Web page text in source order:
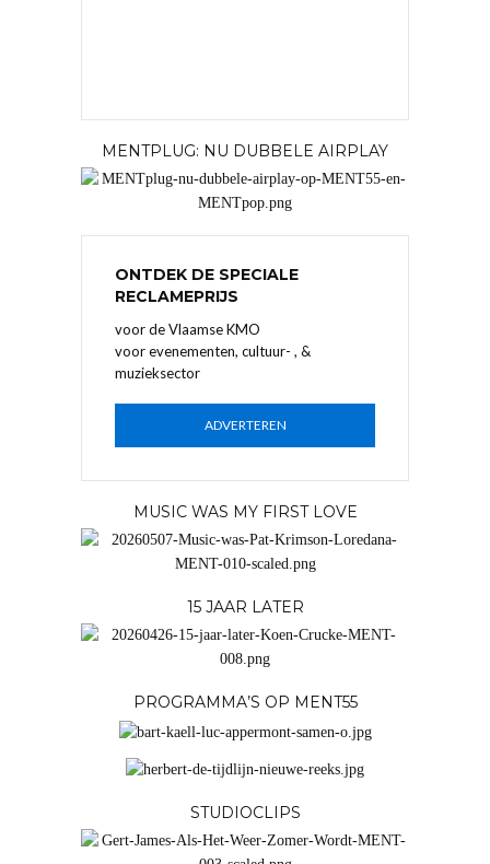
MENTPLUG: NU DUBBELE AIRPLAY
ONTDEK DE SPECIALE
RECLAMEPRIJS
voor de Vlaamse KMO
voor evenementen, cultuur- , &
muzieksector
ADVERTEREN
MUSIC WAS MY FIRST LOVE
15 JAAR LATER
PROGRAMMA’S OP MENT55
STUDIOCLIPS